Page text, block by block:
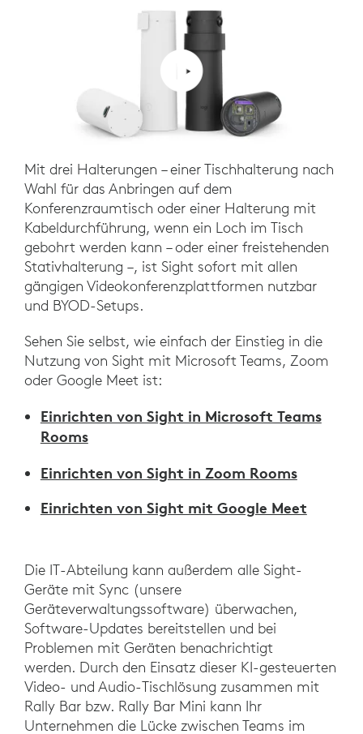
Mit drei Halterungen – einer Tischhalterung nach
Wahl für das Anbringen auf dem
Konferenzraumtisch oder einer Halterung mit
Kabeldurchführung, wenn ein Loch im Tisch
gebohrt werden kann – oder einer freistehenden
Stativhalterung –, ist Sight sofort mit allen
gängigen Videokonferenzplattformen nutzbar
und BYOD-Setups.
Sehen Sie selbst, wie einfach der Einstieg in die
Nutzung von Sight mit Microsoft Teams, Zoom
oder Google Meet ist:
Einrichten von Sight in Microsoft Teams
Rooms
Einrichten von Sight in Zoom Rooms
Einrichten von Sight mit Google Meet
Die IT-Abteilung kann außerdem alle Sight-
Geräte mit Sync (unsere
Geräteverwaltungssoftware) überwachen,
Software-Updates bereitstellen und bei
Problemen mit Geräten benachrichtigt
werden. Durch den Einsatz dieser KI-gesteuerten
Video- und Audio-Tischlösung zusammen mit
Rally Bar bzw. Rally Bar Mini kann Ihr
Unternehmen die Lücke zwischen Teams im